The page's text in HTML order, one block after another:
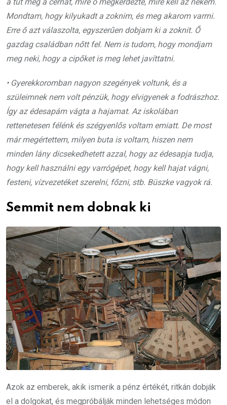
Mondtam, hogy kilyukadt a zoknim, és meg akarom varrni.
Erre ő azt válaszolta, egyszerűen dobjam ki a zoknit. Ő
gazdag családban nőtt fel. Nem is tudom, hogy mondjam
meg neki, hogy a cipőket is meg lehet javíttatni.
• Gyerekkoromban nagyon szegények voltunk, és a
szüleimnek nem volt pénzük, hogy elvigyenek a fodrászhoz.
Így az édesapám vágta a hajamat. Az iskolában
rettenetesen félénk és szégyenlős voltam emiatt. De most
már megértettem, milyen buta is voltam, hiszen nem
minden lány dicsekedhetett azzal, hogy az édesapja tudja,
hogy kell használni egy varrógépet, hogy kell hajat vágni,
festeni, vízvezetéket szerelni, főzni, stb. Büszke vagyok rá.
Semmit nem dobnak ki
Azok az emberek, akik ismerik a pénz értékét, ritkán dobják
el a dolgokat, és megpróbálják minden lehetséges módon